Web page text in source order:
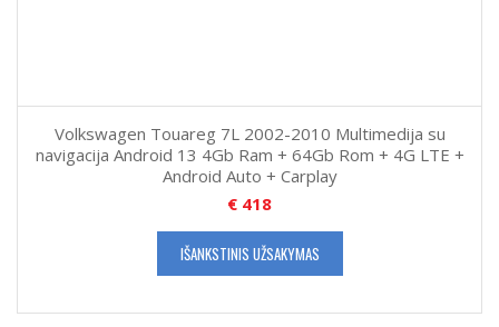
Volkswagen Touareg 7L 2002-2010 Multimedija su
navigacija Android 13 4Gb Ram + 64Gb Rom + 4G LTE +
Android Auto + Carplay
€ 418
IŠANKSTINIS UŽSAKYMAS